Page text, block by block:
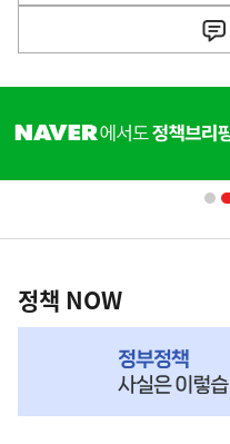
단
영
책
NOW,
정책 NOW